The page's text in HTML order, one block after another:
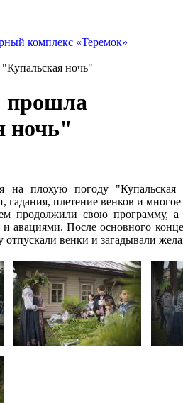
комплекс «Теремок»
ночь"
прошла
ночь"
на плохую погоду "Купальская
гадания, плетение венков и
продолжили свою программу, а
авациями. После основного
отпускали венки и загадывали